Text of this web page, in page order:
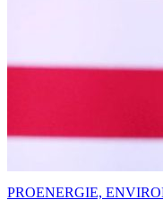
PROENERGIE,